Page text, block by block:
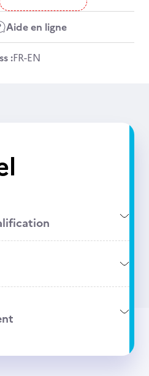
Aide en ligne
:FR-EN